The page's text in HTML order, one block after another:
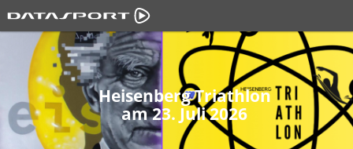
Heisenberg Triathlon
am 23. Juli 2026